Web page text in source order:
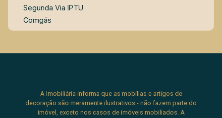
Segunda Via IPTU
Comgás
A Imobiliária informa que as mobílias e artigos de
decoração são meramente ilustrativos - não fazem parte do
imóvel, exceto nos casos de imóveis mobiliados. A